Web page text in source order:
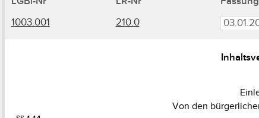
1003.001
210.0